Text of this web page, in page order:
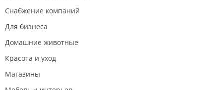
Снабжение компаний
Для бизнеса
Домашние животные
Красота и уход
Магазины